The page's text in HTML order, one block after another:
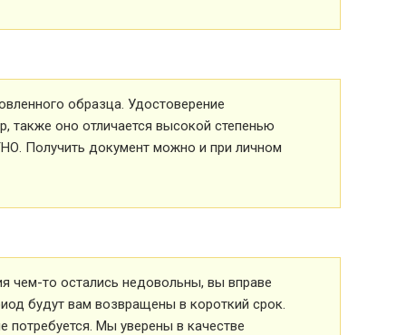
образца. Удостоверение
также оно отличается высокой степенью
Получить документ можно и при личном
чем-то остались недовольны, вы вправе
будут вам возвращены в короткий срок.
Мы уверены в качестве